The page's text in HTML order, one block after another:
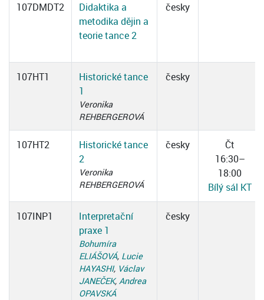
107DMDT2
Didaktika a
metodika dějin a
teorie tance 2
česky
107HT1
Historické tance
1
Veronika
REHBERGEROVÁ
česky
107HT2
Historické tance
2
Veronika
REHBERGEROVÁ
česky
Čt
16:30–
18:00
Bílý sál KT
107INP1
Interpretační
praxe 1
Bohumíra
ELIÁŠOVÁ, Lucie
HAYASHI, Václav
JANEČEK, Andrea
OPAVSKÁ
česky